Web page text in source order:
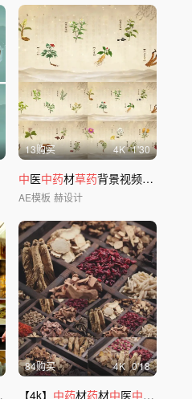
13购买 4K 1'30
中医中药材草药背景视频AE模版-4
AE模板 赫设计
84购买 4K 0'18
【4k】 中药材药材中医中药